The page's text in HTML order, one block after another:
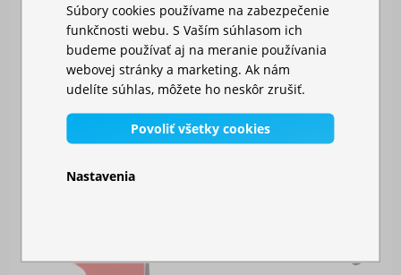
Súbory cookies používame na zabezpečenie
funkčnosti webu. S Vaším súhlasom ich
budeme používať aj na meranie používania
webovej stránky a marketing. Ak nám
udelíte súhlas, môžete ho neskôr zrušiť.
Povoliť všetky cookies
Nastavenia